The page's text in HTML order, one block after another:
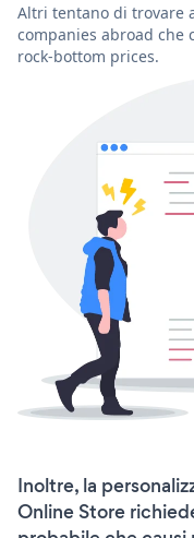
Altri tentano di trovare
companies abroad che
rock-bottom prices.
Inoltre, la
Online Store